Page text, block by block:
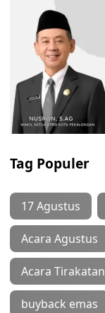
Tag Populer
17 Agustus
Acara Agustus
Acara Tirakatan
buyback emas